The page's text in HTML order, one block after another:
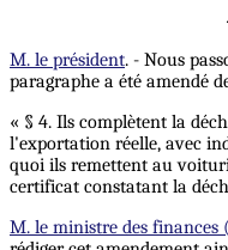
M. le président. - Nous
paragraphe a été amendé
« § 4. Ils complètent la
l'exportation réelle, avec
quoi ils remettent au
certificat constatant la
M. le ministre des finances